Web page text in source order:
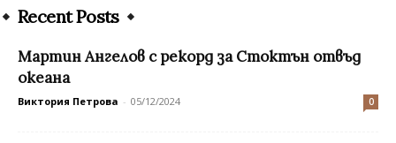
Recent Posts
Мартин Ангелов с рекорд за Стоктън отвъд
океана
Виктория Петрова - 05/12/2024 0